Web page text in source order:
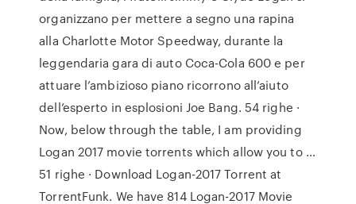
organizzano per mettere a segno una rapina
alla Charlotte Motor Speedway, durante la
leggendaria gara di auto Coca-Cola 600 e per
attuare l’ambizioso piano ricorrono all’aiuto
dell’esperto in esplosioni Joe Bang. 54 righe ·
Now, below through the table, I am providing
Logan 2017 movie torrents which allow you to …
51 righe · Download Logan-2017 Torrent at
TorrentFunk. We have 814 Logan-2017 Movie